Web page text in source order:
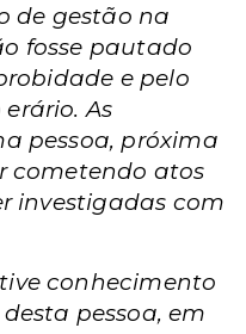
de gestão na
fosse pautado
e pelo
As
pessoa, próxima
cometendo atos
investigadas com
conhecimento
pessoa, em